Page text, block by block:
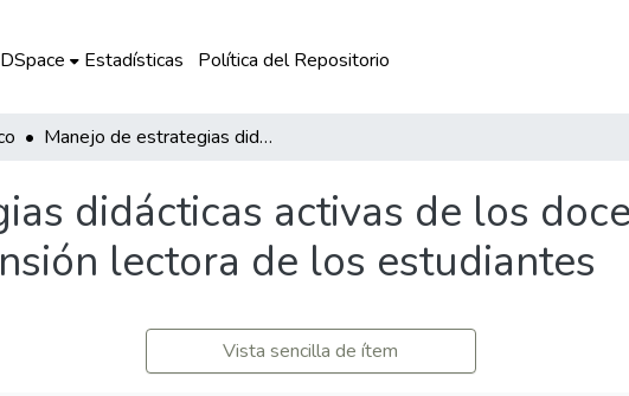
Estadísticas Política del Repositorio
Manejo de estrategias didácticas activas de los docentes para mejorar el nivel de comprensión lectora de los estudiantes
didácticas activas de los
lectora de los estudiantes
Vista sencilla de ítem